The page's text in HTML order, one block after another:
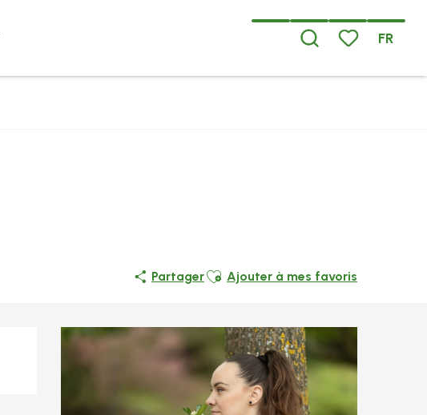
FR
PartagerAjouter aux favoris
Ajouter à mes favoris